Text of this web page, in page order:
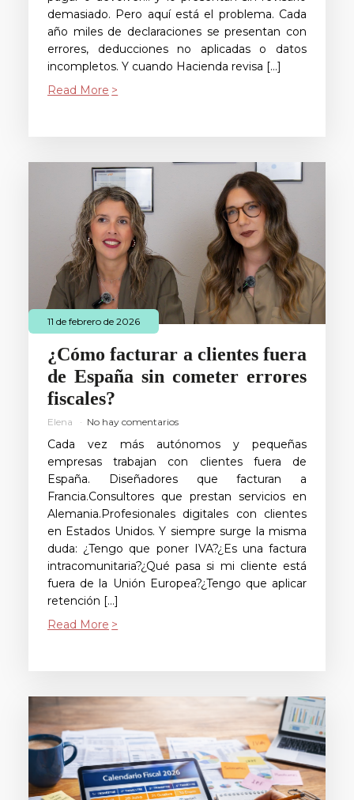
demasiado. Pero aquí está el problema. Cada
año miles de declaraciones se presentan con
errores, deducciones no aplicadas o datos
incompletos. Y cuando Hacienda revisa […]
Read More
11 de febrero de 2026
¿Cómo facturar a clientes fuera
de España sin cometer errores
fiscales?
Elena No hay comentarios
Cada vez más autónomos y pequeñas
empresas trabajan con clientes fuera de
España. Diseñadores que facturan a
Francia.Consultores que prestan servicios en
Alemania.Profesionales digitales con clientes
en Estados Unidos. Y siempre surge la misma
duda: ¿Tengo que poner IVA?¿Es una factura
intracomunitaria?¿Qué pasa si mi cliente está
fuera de la Unión Europea?¿Tengo que aplicar
retención […]
Read More